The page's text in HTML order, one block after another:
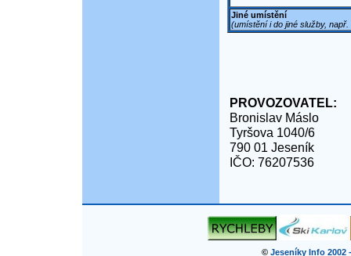
Jiné umístění
(umístění i do jiné služby,
PROVOZOVATEL:
Bronislav Máslo
Tyršova 1040/6
790 01 Jeseník
IČO: 76207536
© Jeseníky Info 2002